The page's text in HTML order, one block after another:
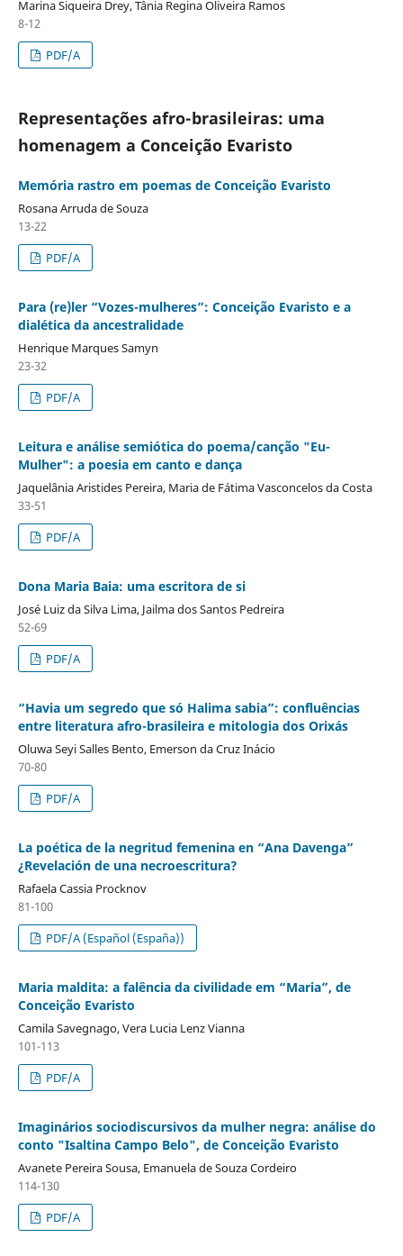
Marina Siqueira Drey, Tânia Regina Oliveira Ramos
8-12
PDF/A
Representações afro-brasileiras: uma
homenagem a Conceição Evaristo
Memória rastro em poemas de Conceição Evaristo
Rosana Arruda de Souza
13-22
PDF/A
Para (re)ler “Vozes-mulheres”: Conceição Evaristo e a
dialética da ancestralidade
Henrique Marques Samyn
23-32
PDF/A
Leitura e análise semiótica do poema/canção "Eu-
Mulher": a poesia em canto e dança
Jaquelânia Aristides Pereira, Maria de Fátima Vasconcelos da Costa
33-51
PDF/A
Dona Maria Baia: uma escritora de si
José Luiz da Silva Lima, Jailma dos Santos Pedreira
52-69
PDF/A
“Havia um segredo que só Halima sabia”: confluências
entre literatura afro-brasileira e mitologia dos Orixás
Oluwa Seyi Salles Bento, Emerson da Cruz Inácio
70-80
PDF/A
La poética de la negritud femenina en “Ana Davenga”
¿Revelación de una necroescritura?
Rafaela Cassia Procknov
81-100
PDF/A (Español (España))
Maria maldita: a falência da civilidade em “Maria”, de
Conceição Evaristo
Camila Savegnago, Vera Lucia Lenz Vianna
101-113
PDF/A
Imaginários sociodiscursivos da mulher negra: análise do
conto "Isaltina Campo Belo", de Conceição Evaristo
Avanete Pereira Sousa, Emanuela de Souza Cordeiro
114-130
PDF/A